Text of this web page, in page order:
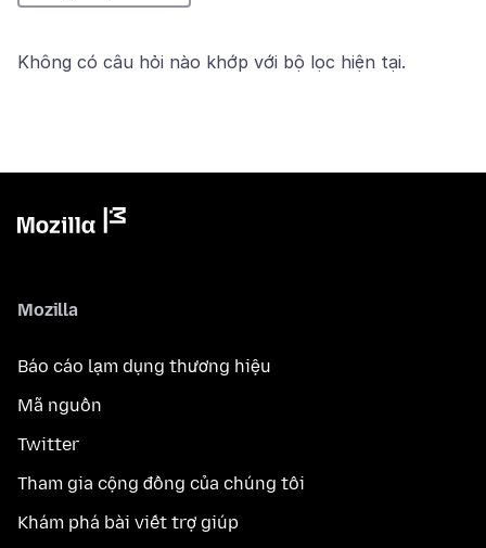
Không có câu hỏi nào khớp với bộ lọc hiện tại.
Mozilla
Báo cáo lạm dụng thương hiệu
Mã nguồn
Twitter
Tham gia cộng đồng của chúng tôi
Khám phá bài viết trợ giúp